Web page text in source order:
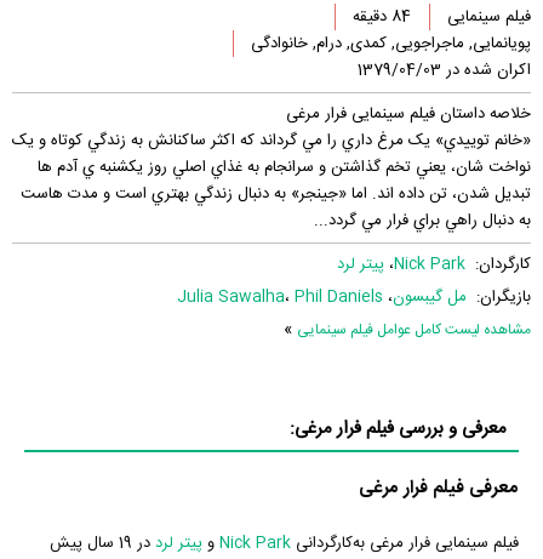
فیلم سینمایی
84 دقیقه
پویانمایی, ماجراجویی, کمدی, درام, خانوادگی
اکران شده در 1379/04/03
خلاصه داستان فیلم سینمایی فرار مرغی
«خانم توييدي» يک مرغ داري را مي گرداند که اکثر ساکنانش به زندگي کوتاه و يک
نواخت شان، يعني تخم گذاشتن و سرانجام به غذاي اصلي روز يکشنبه ي آدم ها
تبديل شدن، تن داده اند. اما «جينجر» به دنبال زندگي بهتري است و مدت هاست
به دنبال راهي براي فرار مي گردد...
کارگردان: Nick Park، پیتر لرد
بازیگران: مل گیبسون، Julia Sawalha، Phil Daniels
مشاهده لیست کامل عوامل فیلم سینمایی »
معرفی و بررسی فیلم فرار مرغی:
معرفی فیلم فرار مرغی
فیلم سینمایی فرار مرغی به‌کارگردانی Nick Parkوپیتر لرد
در 19 سال پیش